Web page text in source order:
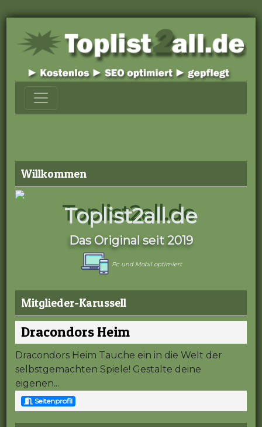
Willkommen
Toplist2all.de
Das Original seit 2019
Pc und Mobil optimiert
Mitglieder-Karussell
Dracondors Heim
Dracondors Heim Tauche ein in die Welt der
selbstgemachten Spiele! Gestalte deine
eigenen...
Seitenprofil